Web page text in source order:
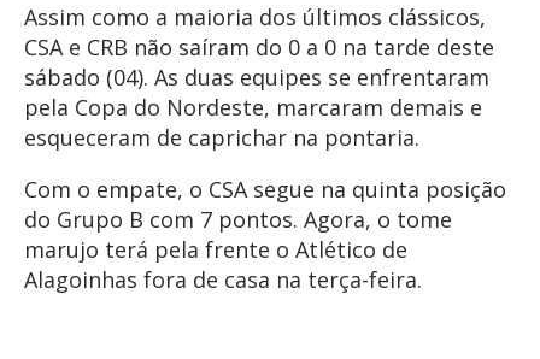
Assim como a maioria dos últimos clássicos,
CSA e CRB não saíram do 0 a 0 na tarde deste
sábado (04). As duas equipes se enfrentaram
pela Copa do Nordeste, marcaram demais e
esqueceram de caprichar na pontaria.
Com o empate, o CSA segue na quinta posição
do Grupo B com 7 pontos. Agora, o tome
marujo terá pela frente o Atlético de
Alagoinhas fora de casa na terça-feira.